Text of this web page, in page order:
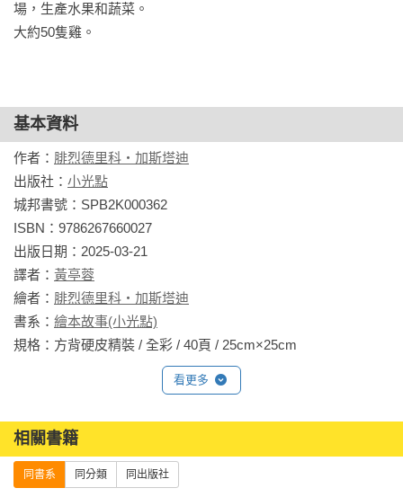
場，生產水果和蔬菜。
大約50隻雞。
基本資料
作者： 腓烈德里科・加斯塔迪
出版社： 小光點
城邦書號：SPB2K000362
ISBN：9786267660027
出版日期：2025-03-21
譯者： 黃亭蓉
繪者： 腓烈德里科・加斯塔迪
書系： 繪本故事(小光點)
規格：方背硬皮精裝 / 全彩 / 40頁 / 25cm×25cm
看更多
相關書籍
同書系 同分類 同出版社